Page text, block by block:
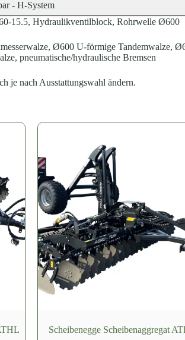
- H-System
60-15.5, Hydraulikventilblock, Rohrwelle Ø600
Ø600 U-förmige
pneumatische/hydraulische Bremsen
je nach Ausstattungswahl ändern.
Scheibenegge Scheibenaggregat